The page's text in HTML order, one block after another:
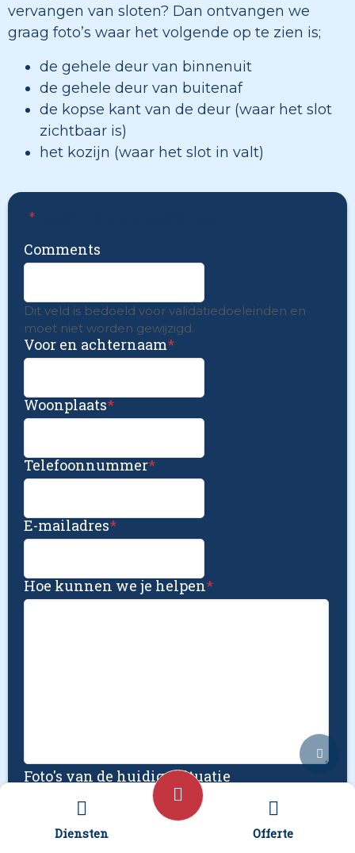
vervangen van sloten? Dan ontvangen we
graag foto’s waar het volgende op te zien is;
de gehele deur van binnenuit
de gehele deur van buitenaf
de kopse kant van de deur (waar het slot
zichtbaar is)
het kozijn (waar het slot in valt)
*
Comments
Dit veld is bedoeld voor validatiedoeleinden en
moet niet worden gewijzigd.
Voor en achternaam*
Woonplaats*
Telefoonnummer*
E-mailadres*
Hoe kunnen we je helpen*
Foto's van de huidige situatie
Sleep bestanden hierheen of
Selecteer bestanden
Diensten Offerte